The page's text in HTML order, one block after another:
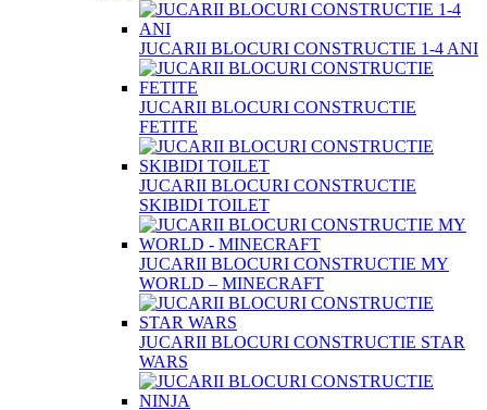
JUCARII BLOCURI CONSTRUCTIE 1-4 ANI
JUCARII BLOCURI CONSTRUCTIE
FETITE
JUCARII BLOCURI CONSTRUCTIE
SKIBIDI TOILET
JUCARII BLOCURI CONSTRUCTIE MY
WORLD – MINECRAFT
JUCARII BLOCURI CONSTRUCTIE STAR
WARS